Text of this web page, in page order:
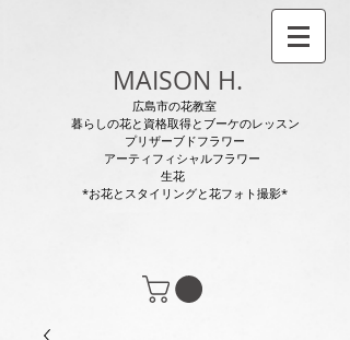
MAISON H.
広島市の花教室
暮らしの花と資格取得とブーケのレッスン
プリザーブドフラワー
アーティフィシャルフラワー
生花
*お花とスタイリングと花フォト撮影*